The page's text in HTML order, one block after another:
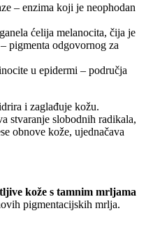
– enzima koji je neophodan
ćelija melanocita, čija je
pigmenta odgovornog za
u epidermi – područja
i zaglađuje kožu.
stvaranje slobodnih radikala,
obnove kože, ujednačava
kože s tamnim mrljama
pigmentacijskih mrlja.